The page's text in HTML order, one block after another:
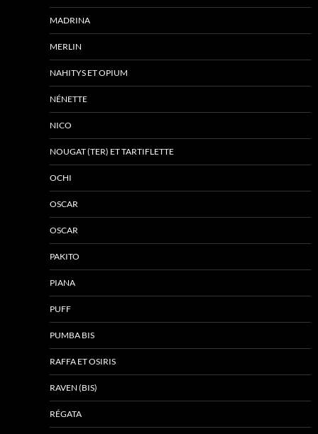
MADRINA
MERLIN
NAHITYS ET OPIUM
NÉNETTE
NICO
NOUGAT (TER) ET TARTIFLETTE
OCHI
OSCAR
OSCAR
PAKITO
PIANA
PUFF
PUMBA BIS
RAFFA ET OSIRIS
RAVEN (BIS)
RÉGATA